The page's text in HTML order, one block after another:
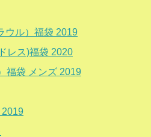
ウル）福袋 2019
レス)福袋 2020
福袋 メンズ 2019
2019